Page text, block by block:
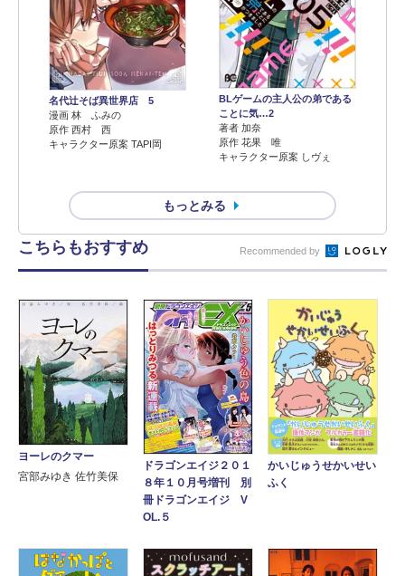
名代辻そば異世界店 5
漫画 林 ふみの
原作 西村 西
キャラクター原案 TAPI岡
BLゲームの主人公の弟である
ことに気…2
著者 加奈
原作 花果 唯
キャラクター原案 しヴぇ
もっとみる
こちらもおすすめ Recommended by
ヨーレのクマー
宮部みゆき 佐竹美保
ドラゴンエイジ２０１
８年１０月号増刊 別
冊ドラゴンエイジ V
OL.５
かいじゅうせかいせい
ふく